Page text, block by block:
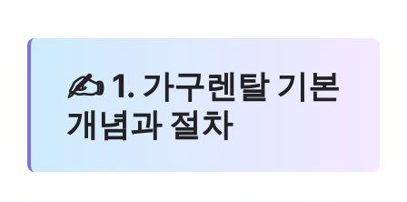
✍ 1. 가구렌탈 기본
개념과 절차